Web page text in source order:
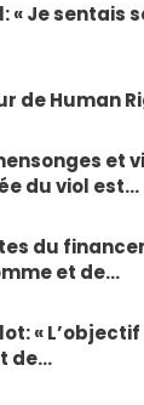
« Je sentais
de Human
et
du viol est…
du
et de…
«
de…